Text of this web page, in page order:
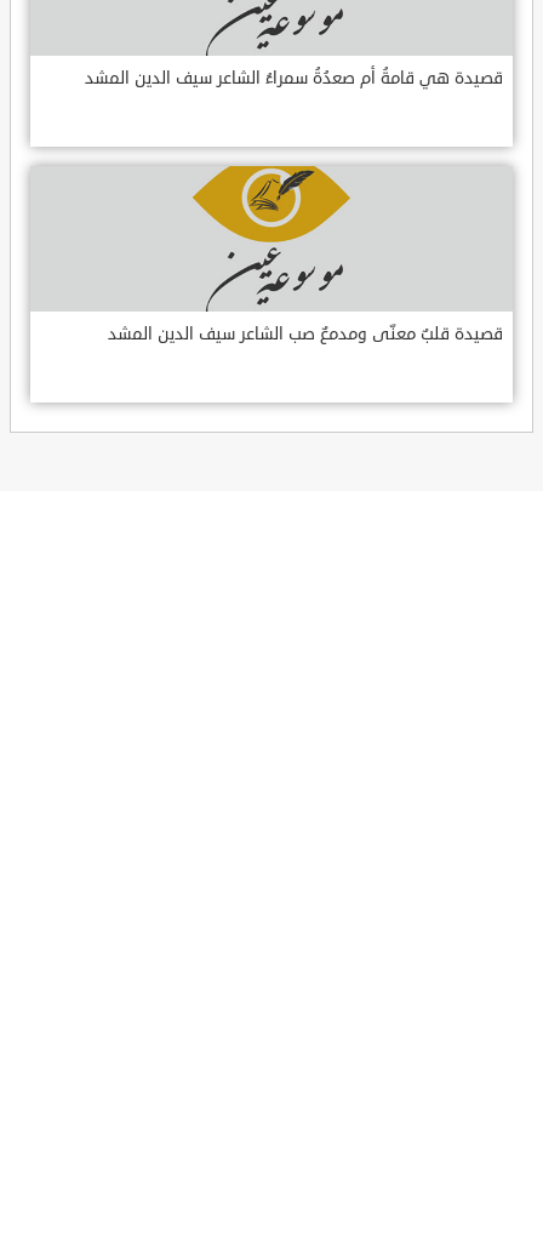
قصيدة هي قامةُ أم صعدُةُ سمراءُ الشاعر سيف الدين المشد
قصيدة قلبٌ معنّى ومدمعٌ صب الشاعر سيف الدين المشد